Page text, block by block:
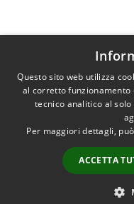
Questo sito web utilizza
al corretto funzionamento
tecnico analitico al
Per maggiori dettagli,
ACCETTA